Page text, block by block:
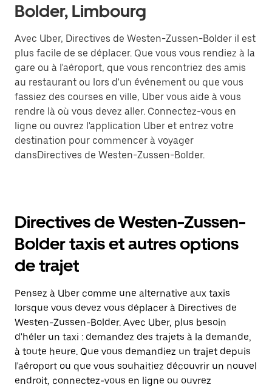
Bolder, Limbourg
Avec Uber, Directives de Westen-Zussen-Bolder il est
plus facile de se déplacer. Que vous vous rendiez à la
gare ou à l'aéroport, que vous rencontriez des amis
au restaurant ou lors d'un événement ou que vous
fassiez des courses en ville, Uber vous aide à vous
rendre là où vous devez aller. Connectez-vous en
ligne ou ouvrez l'application Uber et entrez votre
destination pour commencer à voyager
dansDirectives de Westen-Zussen-Bolder.
Directives de Westen-Zussen-
Bolder taxis et autres options
de trajet
Pensez à Uber comme une alternative aux taxis
lorsque vous devez vous déplacer à Directives de
Westen-Zussen-Bolder. Avec Uber, plus besoin
d'héler un taxi : demandez des trajets à la demande,
à toute heure. Que vous demandiez un trajet depuis
l'aéroport ou que vous souhaitiez découvrir un nouvel
endroit, connectez-vous en ligne ou ouvrez